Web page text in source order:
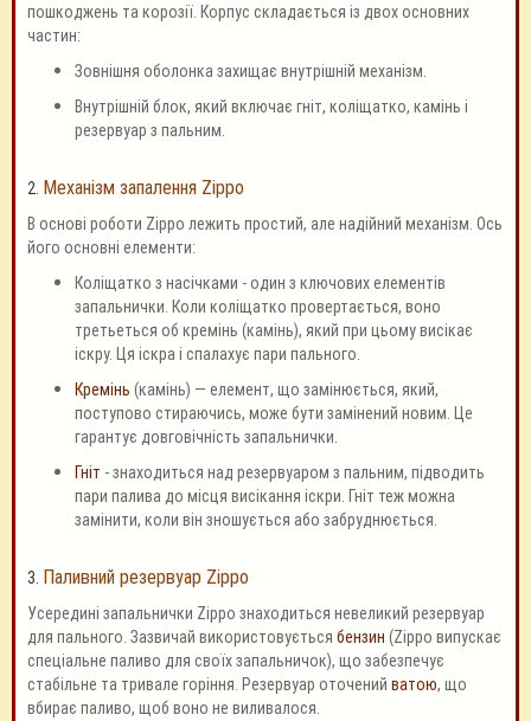
пошкоджень та корозії. Корпус складається із двох основних
частин:
Зовнішня оболонка захищає внутрішній механізм.
Внутрішній блок, який включає гніт, коліщатко, камінь і
резервуар з пальним.
2. Механізм запалення Zippo
В основі роботи Zippo лежить простий, але надійний механізм. Ось
його основні елементи:
Коліщатко з насічками - один з ключових елементів
запальнички. Коли коліщатко провертається, воно
третьеться об кремінь (камінь), який при цьому висікає
іскру. Ця іскра і спалахує пари пального.
Кремінь (камінь) — елемент, що замінюється, який,
поступово стираючись, може бути замінений новим. Це
гарантує довговічність запальнички.
Гніт - знаходиться над резервуаром з пальним, підводить
пари палива до місця висікання іскри. Гніт теж можна
замінити, коли він зношується або забруднюється.
3. Паливний резервуар Zippo
Усередині запальнички Zippo знаходиться невеликий резервуар
для пального. Зазвичай використовується бензин (Zippo випускає
спеціальне паливо для своїх запальничок), що забезпечує
стабільне та тривале горіння. Резервуар оточений ватою, що
вбирає паливо, щоб воно не виливалося.